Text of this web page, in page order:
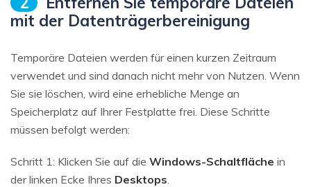
mit der Datenträgerbereinigung
Temporäre Dateien werden für einen kurzen Zeitraum
verwendet und sind danach nicht mehr von Nutzen. Wenn
Sie sie löschen, wird eine erhebliche Menge an
Speicherplatz auf Ihrer Festplatte frei. Diese Schritte
müssen befolgt werden:
Schritt 1: Klicken Sie auf die Windows-Schaltfläche in
der linken Ecke Ihres Desktops